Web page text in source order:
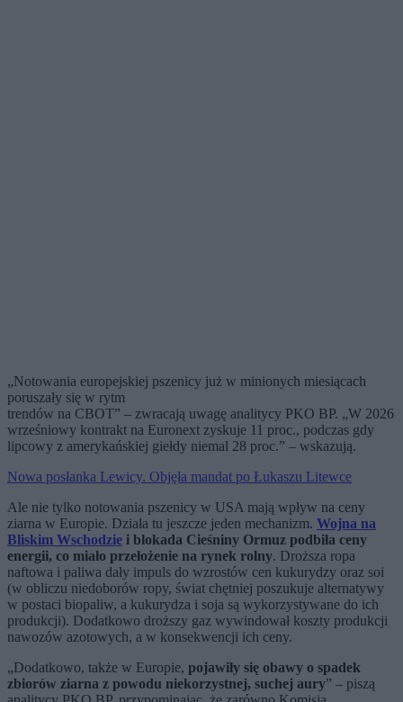
„Notowania europejskiej pszenicy już w minionych miesiącach
poruszały się w rytm
trendów na CBOT” – zwracają uwagę analitycy PKO BP. „W 2026
wrześniowy kontrakt na Euronext zyskuje 11 proc., podczas gdy
lipcowy z amerykańskiej giełdy niemal 28 proc.” – wskazują.
Nowa posłanka Lewicy. Objęła mandat po Łukaszu Litewce
Ale nie tylko notowania pszenicy w USA mają wpływ na ceny
ziarna w Europie. Działa tu jeszcze jeden mechanizm. Wojna na
Bliskim Wschodzie i blokada Cieśniny Ormuz podbiła ceny
energii, co miało przełożenie na rynek rolny. Droższa ropa
naftowa i paliwa dały impuls do wzrostów cen kukurydzy oraz soi
(w obliczu niedoborów ropy, świat chętniej poszukuje alternatywy
w postaci biopaliw, a kukurydza i soja są wykorzystywane do ich
produkcji). Dodatkowo droższy gaz wywindował koszty produkcji
nawozów azotowych, a w konsekwencji ich ceny.
„Dodatkowo, także w Europie, pojawiły się obawy o spadek
zbiorów ziarna z powodu niekorzystnej, suchej aury” – piszą